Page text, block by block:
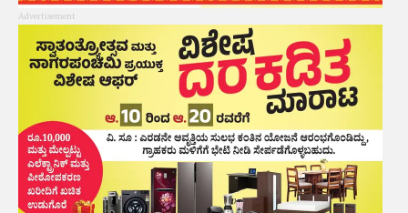
Advertisement